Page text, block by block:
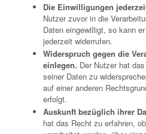
Die Einwilligungen
Nutzer zuvor in die
Daten eingewilligt, so kann
jederzeit widerrufen.
Widerspruch gegen die
einlegen. Der Nutzer hat
seiner Daten zu
auf einer anderen
erfolgt.
Auskunft bezüglich ihrer
hat das Recht zu erfahren,